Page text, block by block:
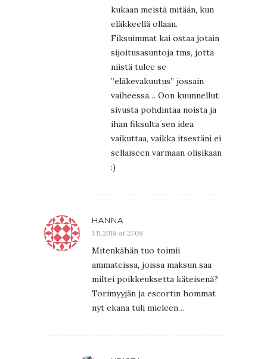
kukaan meistä mitään, kun
eläkkeellä ollaan.
Fiksuimmat kai ostaa jotain
sijoitusasuntoja tms, jotta
niistä tulee se
”eläkevakuutus” jossain
vaiheessa… Oon kuunnellut
sivusta pohdintaa noista ja
ihan fiksulta sen idea
vaikuttaa, vaikka itsestäni ei
sellaiseen varmaan olisikaan
:)
HANNA
1.11.2018 at 21:08
Mitenkähän tuo toimii
ammateissa, joissa maksun saa
miltei poikkeuksetta käteisenä?
Torimyyjän ja escortin hommat
nyt ekana tuli mieleen…